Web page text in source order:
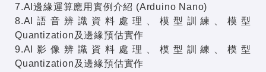
7.AI邊緣運算應用實例介紹 (Arduino Nano)
8.AI語音辨識資料處理、模型訓練、模型
Quantization及邊緣預估實作
9.AI影像辨識資料處理、模型訓練、模型
Quantization及邊緣預估實作